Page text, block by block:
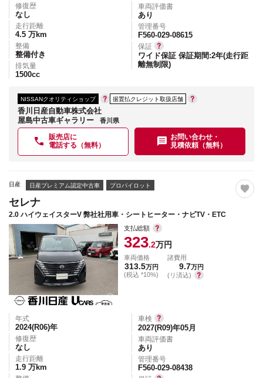
修復歴
なし
走行距離
4.5 万km
整備
整備付き
排気量
1500cc
車両評価書
あり
管理番号
F560-029-08615
保証
ワイド保証 保証期間:2年(走行距
離無制限)
NISSANクオリティショップ 据置払クレジット取扱店舗
香川日産自動車株式会社
屋島中古車ギャラリー
香川県
販売店に
電話する（無料）
お問い合わせ・
見積依頼（無料）
日産 日産プレミアム認定中古車 プロパイロット
セレナ
2.0 ハイウェイスターV 弊社社用車・シートヒーター・ナビTV・ETC
支払総額
323.2万円
車両価格
313.5万円
(税込 *10%)
諸費用
9.7万円
(リ済込)
年式
2024(R06)年
修復歴
なし
走行距離
1.9 万km
車検
2027(R09)年05月
車両評価書
あり
管理番号
F560-029-08438